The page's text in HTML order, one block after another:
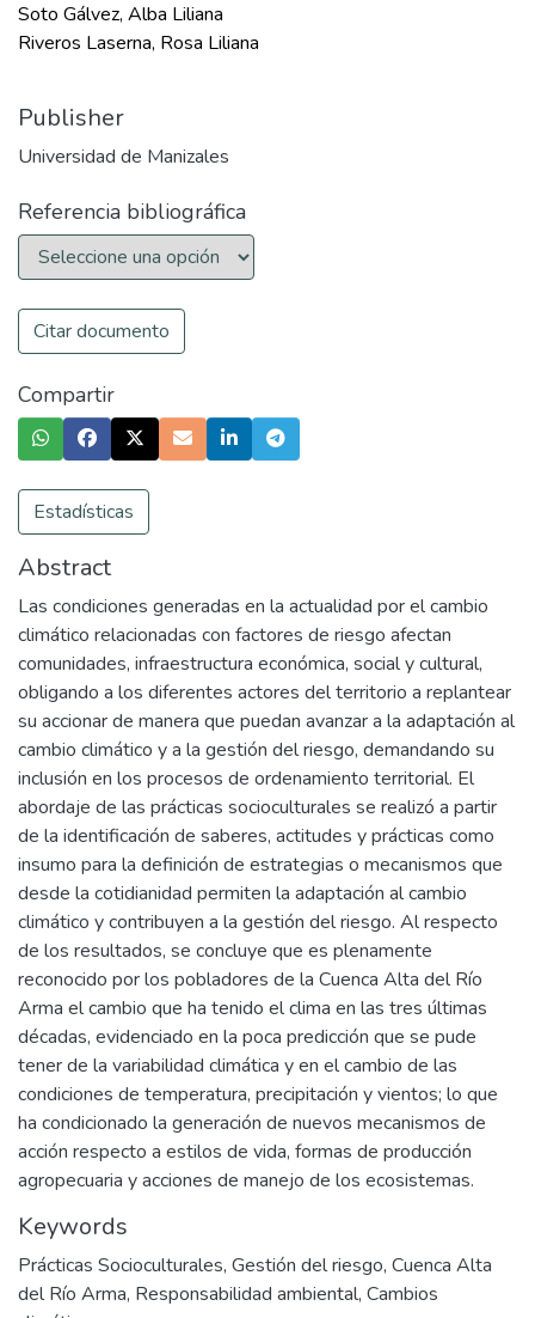
Soto Gálvez, Alba Liliana
Riveros Laserna, Rosa Liliana
Publisher
Universidad de Manizales
Referencia bibliográfica
Citar documento
Compartir
Estadísticas
Abstract
Las condiciones generadas en la actualidad por el cambio
climático relacionadas con factores de riesgo afectan
comunidades, infraestructura económica, social y cultural,
obligando a los diferentes actores del territorio a replantear
su accionar de manera que puedan avanzar a la adaptación al
cambio climático y a la gestión del riesgo, demandando su
inclusión en los procesos de ordenamiento territorial. El
abordaje de las prácticas socioculturales se realizó a partir
de la identificación de saberes, actitudes y prácticas como
insumo para la definición de estrategias o mecanismos que
desde la cotidianidad permiten la adaptación al cambio
climático y contribuyen a la gestión del riesgo. Al respecto
de los resultados, se concluye que es plenamente
reconocido por los pobladores de la Cuenca Alta del Río
Arma el cambio que ha tenido el clima en las tres últimas
décadas, evidenciado en la poca predicción que se pude
tener de la variabilidad climática y en el cambio de las
condiciones de temperatura, precipitación y vientos; lo que
ha condicionado la generación de nuevos mecanismos de
acción respecto a estilos de vida, formas de producción
agropecuaria y acciones de manejo de los ecosistemas.
Keywords
Prácticas Socioculturales, Gestión del riesgo, Cuenca Alta
del Río Arma, Responsabilidad ambiental, Cambios